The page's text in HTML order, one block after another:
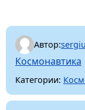
Автор:
Космонавтика
Категории: